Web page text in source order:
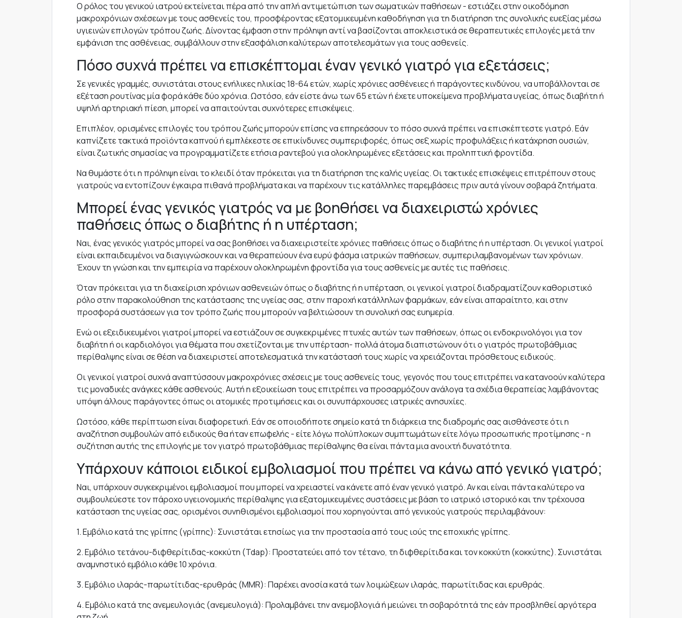
Ο ρόλος του γενικού ιατρού εκτείνεται πέρα από την απλή αντιμετώπιση των σωματικών παθήσεων - εστιάζει στην οικοδόμηση
μακροχρόνιων σχέσεων με τους ασθενείς του, προσφέροντας εξατομικευμένη καθοδήγηση για τη διατήρηση της συνολικής ευεξίας μέσω
υγιεινών επιλογών τρόπου ζωής. Δίνοντας έμφαση στην πρόληψη αντί να βασίζονται αποκλειστικά σε θεραπευτικές επιλογές μετά την
εμφάνιση της ασθένειας, συμβάλλουν στην εξασφάλιση καλύτερων αποτελεσμάτων για τους ασθενείς.
Πόσο συχνά πρέπει να επισκέπτομαι έναν γενικό γιατρό για εξετάσεις;
Σε γενικές γραμμές, συνιστάται στους ενήλικες ηλικίας 18-64 ετών, χωρίς χρόνιες ασθένειες ή παράγοντες κινδύνου, να υποβάλλονται σε
εξέταση ρουτίνας μία φορά κάθε δύο χρόνια. Ωστόσο, εάν είστε άνω των 65 ετών ή έχετε υποκείμενα προβλήματα υγείας, όπως διαβήτη ή
υψηλή αρτηριακή πίεση, μπορεί να απαιτούνται συχνότερες επισκέψεις.
Επιπλέον, ορισμένες επιλογές του τρόπου ζωής μπορούν επίσης να επηρεάσουν το πόσο συχνά πρέπει να επισκέπτεστε γιατρό. Εάν
καπνίζετε τακτικά προϊόντα καπνού ή εμπλέκεστε σε επικίνδυνες συμπεριφορές, όπως σεξ χωρίς προφυλάξεις ή κατάχρηση ουσιών,
είναι ζωτικής σημασίας να προγραμματίζετε ετήσια ραντεβού για ολοκληρωμένες εξετάσεις και προληπτική φροντίδα.
Να θυμάστε ότι η πρόληψη είναι το κλειδί όταν πρόκειται για τη διατήρηση της καλής υγείας. Οι τακτικές επισκέψεις επιτρέπουν στους
γιατρούς να εντοπίζουν έγκαιρα πιθανά προβλήματα και να παρέχουν τις κατάλληλες παρεμβάσεις πριν αυτά γίνουν σοβαρά ζητήματα.
Μπορεί ένας γενικός γιατρός να με βοηθήσει να διαχειριστώ χρόνιες
παθήσεις όπως ο διαβήτης ή η υπέρταση;
Ναι, ένας γενικός γιατρός μπορεί να σας βοηθήσει να διαχειριστείτε χρόνιες παθήσεις όπως ο διαβήτης ή η υπέρταση. Οι γενικοί γιατροί
είναι εκπαιδευμένοι να διαγιγνώσκουν και να θεραπεύουν ένα ευρύ φάσμα ιατρικών παθήσεων, συμπεριλαμβανομένων των χρόνιων.
Έχουν τη γνώση και την εμπειρία να παρέχουν ολοκληρωμένη φροντίδα για τους ασθενείς με αυτές τις παθήσεις.
Όταν πρόκειται για τη διαχείριση χρόνιων ασθενειών όπως ο διαβήτης ή η υπέρταση, οι γενικοί γιατροί διαδραματίζουν καθοριστικό
ρόλο στην παρακολούθηση της κατάστασης της υγείας σας, στην παροχή κατάλληλων φαρμάκων, εάν είναι απαραίτητο, και στην
προσφορά συστάσεων για τον τρόπο ζωής που μπορούν να βελτιώσουν τη συνολική σας ευημερία.
Ενώ οι εξειδικευμένοι γιατροί μπορεί να εστιάζουν σε συγκεκριμένες πτυχές αυτών των παθήσεων, όπως οι ενδοκρινολόγοι για τον
διαβήτη ή οι καρδιολόγοι για θέματα που σχετίζονται με την υπέρταση- πολλά άτομα διαπιστώνουν ότι ο γιατρός πρωτοβάθμιας
περίθαλψης είναι σε θέση να διαχειριστεί αποτελεσματικά την κατάστασή τους χωρίς να χρειάζονται πρόσθετους ειδικούς.
Οι γενικοί γιατροί συχνά αναπτύσσουν μακροχρόνιες σχέσεις με τους ασθενείς τους, γεγονός που τους επιτρέπει να κατανοούν καλύτερα
τις μοναδικές ανάγκες κάθε ασθενούς. Αυτή η εξοικείωση τους επιτρέπει να προσαρμόζουν ανάλογα τα σχέδια θεραπείας λαμβάνοντας
υπόψη άλλους παράγοντες όπως οι ατομικές προτιμήσεις και οι συνυπάρχουσες ιατρικές ανησυχίες.
Ωστόσο, κάθε περίπτωση είναι διαφορετική. Εάν σε οποιοδήποτε σημείο κατά τη διάρκεια της διαδρομής σας αισθάνεστε ότι η
αναζήτηση συμβουλών από ειδικούς θα ήταν επωφελής - είτε λόγω πολύπλοκων συμπτωμάτων είτε λόγω προσωπικής προτίμησης - η
συζήτηση αυτής της επιλογής με τον γιατρό πρωτοβάθμιας περίθαλψης θα είναι πάντα μια ανοιχτή δυνατότητα.
Υπάρχουν κάποιοι ειδικοί εμβολιασμοί που πρέπει να κάνω από γενικό γιατρό;
Ναι, υπάρχουν συγκεκριμένοι εμβολιασμοί που μπορεί να χρειαστεί να κάνετε από έναν γενικό γιατρό. Αν και είναι πάντα καλύτερο να
συμβουλεύεστε τον πάροχο υγειονομικής περίθαλψης για εξατομικευμένες συστάσεις με βάση το ιατρικό ιστορικό και την τρέχουσα
κατάσταση της υγείας σας, ορισμένοι συνηθισμένοι εμβολιασμοί που χορηγούνται από γενικούς γιατρούς περιλαμβάνουν:
1. Εμβόλιο κατά της γρίπης (γρίπης): Συνιστάται ετησίως για την προστασία από τους ιούς της εποχικής γρίπης.
2. Εμβόλιο τετάνου-διφθερίτιδας-κοκκύτη (Tdap): Προστατεύει από τον τέτανο, τη διφθερίτιδα και τον κοκκύτη (κοκκύτης). Συνιστάται
αναμνηστικό εμβόλιο κάθε 10 χρόνια.
3. Εμβόλιο ιλαράς-παρωτίτιδας-ερυθράς (MMR): Παρέχει ανοσία κατά των λοιμώξεων ιλαράς, παρωτίτιδας και ερυθράς.
4. Εμβόλιο κατά της ανεμευλογιάς (ανεμευλογιά): Προλαμβάνει την ανεμοβλογιά ή μειώνει τη σοβαρότητά της εάν προσβληθεί αργότερα